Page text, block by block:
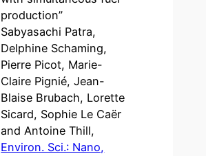
production”
Sabyasachi Patra,
Delphine Schaming,
Pierre Picot, Marie-
Claire Pignié, Jean-
Blaise Brubach, Lorette
Sicard, Sophie Le Caër
and Antoine Thill,
Environ. Sci.: Nano,